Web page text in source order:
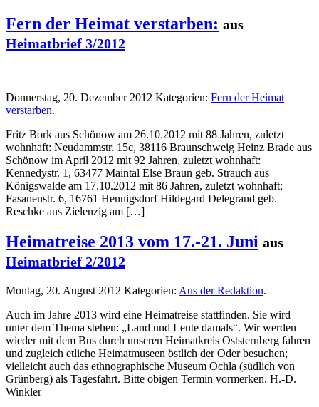
Fern der Heimat verstarben: aus
Heimatbrief 3/2012
Donnerstag, 20. Dezember 2012 Kategorien: Fern der Heimat
verstarben.
Fritz Bork aus Schönow am 26.10.2012 mit 88 Jahren, zuletzt
wohnhaft: Neudammstr. 15c, 38116 Braunschweig Heinz Brade aus
Schönow im April 2012 mit 92 Jahren, zuletzt wohnhaft:
Kennedystr. 1, 63477 Maintal Else Braun geb. Strauch aus
Königswalde am 17.10.2012 mit 86 Jahren, zuletzt wohnhaft:
Fasanenstr. 6, 16761 Hennigsdorf Hildegard Delegrand geb.
Reschke aus Zielenzig am […]
Heimatreise 2013 vom 17.-21. Juni aus
Heimatbrief 2/2012
Montag, 20. August 2012 Kategorien: Aus der Redaktion.
Auch im Jahre 2013 wird eine Heimatreise stattfinden. Sie wird
unter dem Thema stehen: „Land und Leute damals“. Wir werden
wieder mit dem Bus durch unseren Heimatkreis Oststernberg fahren
und zugleich etliche Heimatmuseen östlich der Oder besuchen;
vielleicht auch das ethnographische Museum Ochla (südlich von
Grünberg) als Tagesfahrt. Bitte obigen Termin vormerken. H.-D.
Winkler